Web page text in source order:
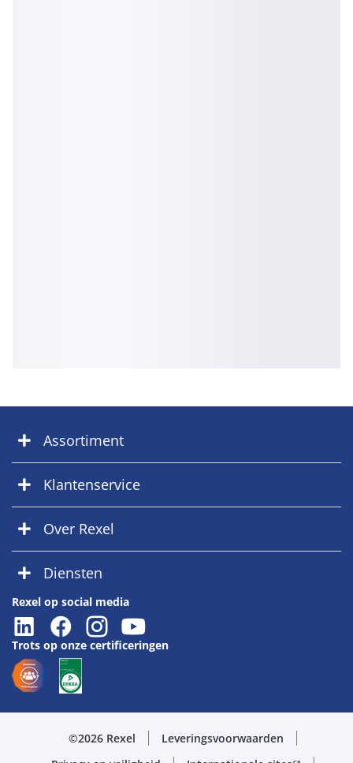
Assortiment
Klantenservice
Over Rexel
Diensten
Rexel op social media
Trots op onze certificeringen
©2026 Rexel
Leveringsvoorwaarden